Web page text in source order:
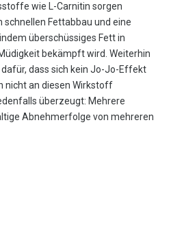
wie L-Carnitin sorgen
Fettabbau und eine
überschüssiges Fett in
bekämpft wird. Weiterhin
dass sich kein Jo-Jo-Effekt
nicht an diesen Wirkstoff
überzeugt: Mehrere
Abnehmerfolge von mehreren